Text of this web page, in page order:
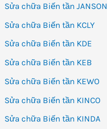
Sửa chữa Biến tần JANSON
Sửa chữa Biến tần KCLY
Sửa chữa Biến tần KDE
Sửa chữa Biến tần KEB
Sửa chữa Biến tần KEWO
Sửa chữa Biến tần KINCO
Sửa chữa Biến tần KINDA